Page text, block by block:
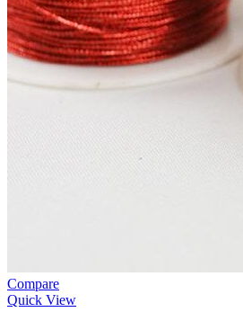
Compare
Quick View